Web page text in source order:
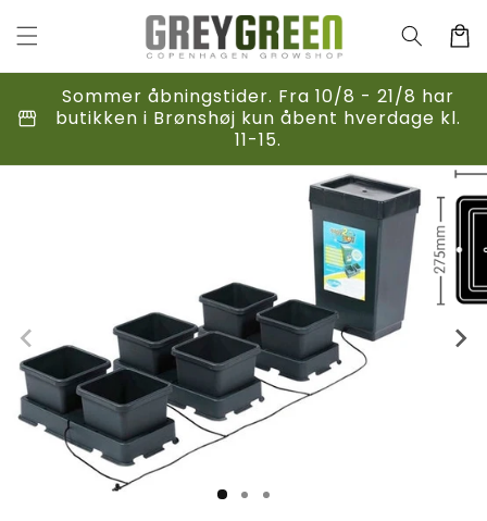
indhold
storefront
Sommer åbningstider. Fra 10/8 - 21/8 har
butikken i Brønshøj kun åbent hverdage kl.
11-15.